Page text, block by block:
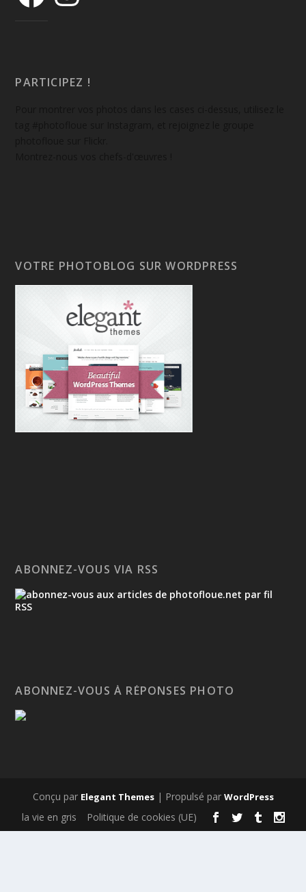
PARTICIPEZ !
VOTRE PHOTOBLOG SUR WORDPRESS
ABONNEZ-VOUS VIA RSS
ABONNEZ-VOUS À RÉPONSES PHOTO
Conçu par Elegant Themes| Propulsé par WordPress
la vie en gris Politique de cookies (UE)